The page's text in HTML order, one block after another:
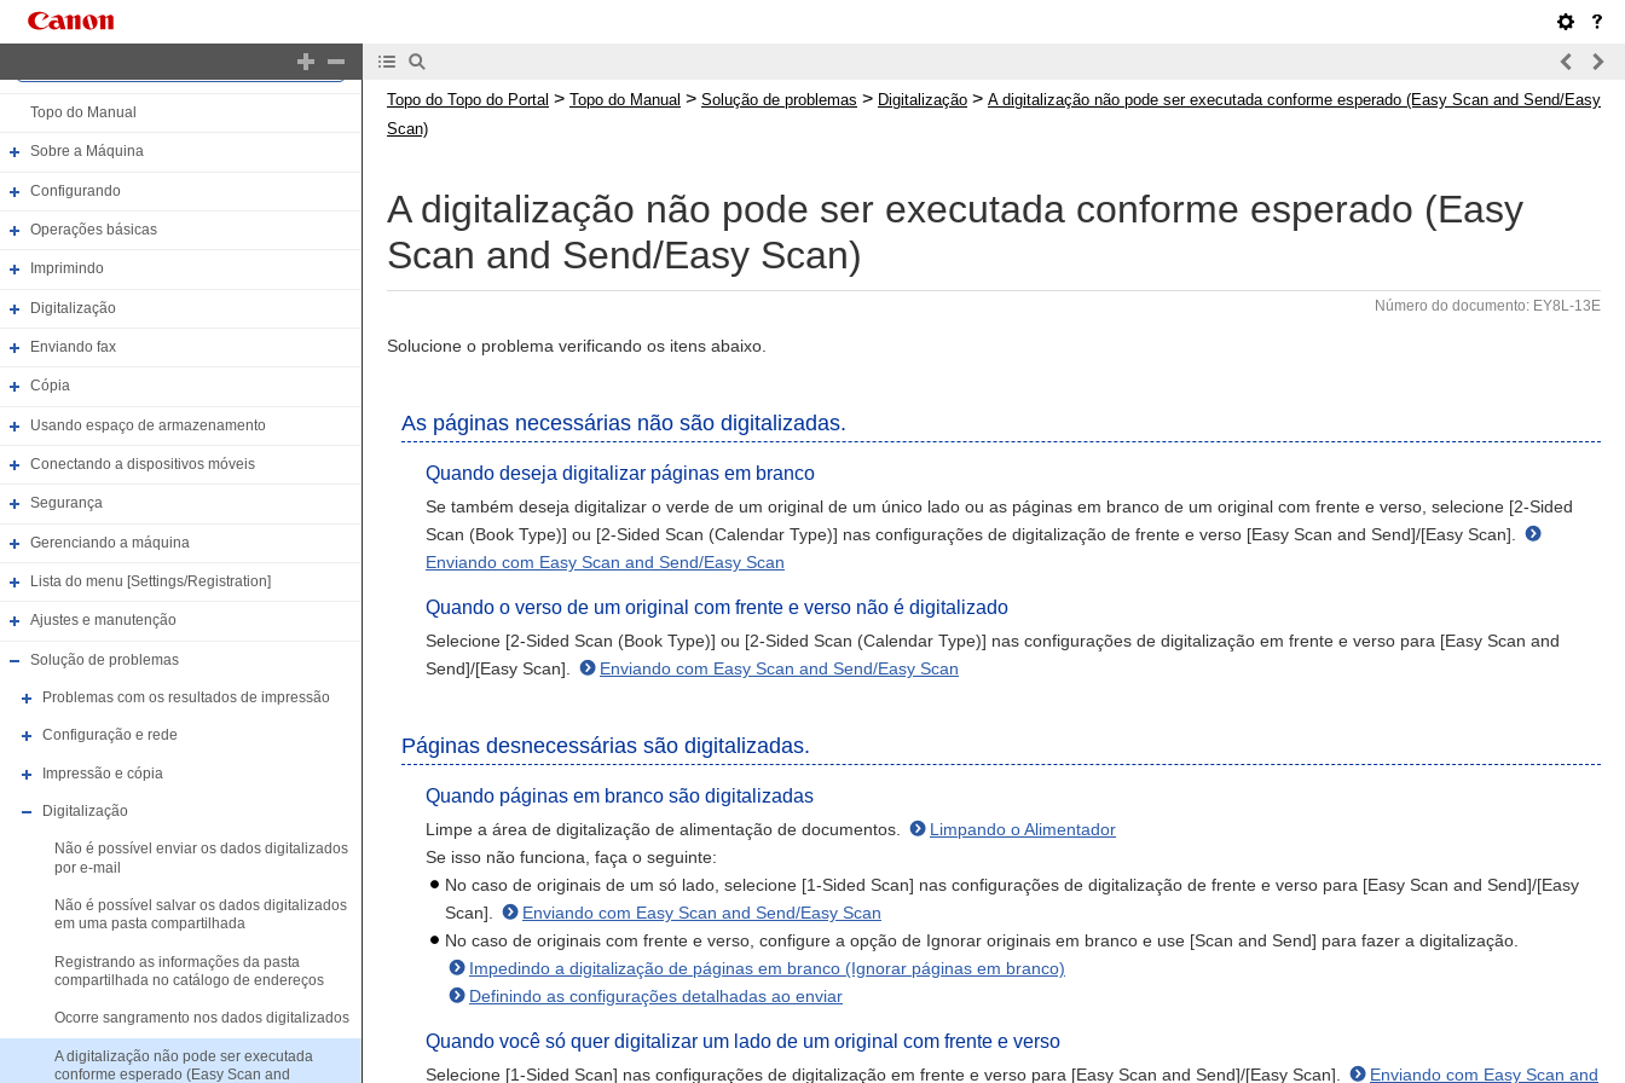
Topo do Manual
Sobre a Máquina
Configurando
Operações básicas
Imprimindo
Digitalização
Enviando fax
Cópia
Usando espaço de armazenamento
Conectando a dispositivos móveis
Segurança
Gerenciando a máquina
Lista do menu [Settings/Registration]
Ajustes e manutenção
Solução de problemas
Problemas com os resultados de impressão
Configuração e rede
Impressão e cópia
Digitalização
Não é possível enviar os dados digitalizados
por e-mail
Não é possível salvar os dados digitalizados
em uma pasta compartilhada
Registrando as informações da pasta
compartilhada no catálogo de endereços
Ocorre sangramento nos dados digitalizados
A digitalização não pode ser executada
conforme esperado (Easy Scan and
Topo do Topo do Portal > Topo do Manual > Solução de problemas > Digitalização > A digitalização não pode ser executada conforme esperado (Easy Scan and Send/Easy
Scan)
A digitalização não pode ser executada conforme esperado (Easy
Scan and Send/Easy Scan)
Número do documento: EY8L-13E
Solucione o problema verificando os itens abaixo.
As páginas necessárias não são digitalizadas.
Quando deseja digitalizar páginas em branco
Se também deseja digitalizar o verde de um original de um único lado ou as páginas em branco de um original com frente e verso, selecione [2-Sided
Scan (Book Type)] ou [2-Sided Scan (Calendar Type)] nas configurações de digitalização de frente e verso [Easy Scan and Send]/[Easy Scan].
Enviando com Easy Scan and Send/Easy Scan
Quando o verso de um original com frente e verso não é digitalizado
Selecione [2-Sided Scan (Book Type)] ou [2-Sided Scan (Calendar Type)] nas configurações de digitalização em frente e verso para [Easy Scan and
Send]/[Easy Scan].
Enviando com Easy Scan and Send/Easy Scan
Páginas desnecessárias são digitalizadas.
Quando páginas em branco são digitalizadas
Limpe a área de digitalização de alimentação de documentos.
Limpando o Alimentador
Se isso não funciona, faça o seguinte:
No caso de originais de um só lado, selecione [1-Sided Scan] nas configurações de digitalização de frente e verso para [Easy Scan and Send]/[Easy
Scan].
Enviando com Easy Scan and Send/Easy Scan
No caso de originais com frente e verso, configure a opção de Ignorar originais em branco e use [Scan and Send] para fazer a digitalização.
Impedindo a digitalização de páginas em branco (Ignorar páginas em branco)
Definindo as configurações detalhadas ao enviar
Quando você só quer digitalizar um lado de um original com frente e verso
Selecione [1-Sided Scan] nas configurações de digitalização em frente e verso para [Easy Scan and Send]/[Easy Scan]. Enviando com Easy Scan and